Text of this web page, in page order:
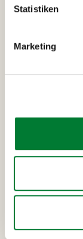
Statistiken
Marketing